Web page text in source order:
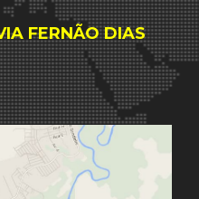
FERNÃO DIAS